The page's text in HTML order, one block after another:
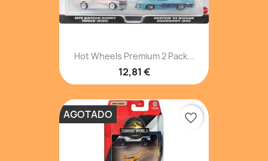
Hot Wheels Premium 2 Pack...
12,81 €
AGOTADO favorite_border